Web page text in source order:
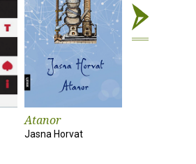
Atanor
Jasna Horvat